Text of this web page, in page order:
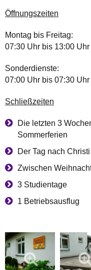
Öffnungszeiten
Montag bis Freitag:
07:30 Uhr bis 13:00 Uhr
Sonderdienste:
07:00 Uhr bis 07:30
Schließzeiten
Die letzten 3
Sommerferien
Der Tag nach
Zwischen
3 Studientage
1 Betriebsausflug